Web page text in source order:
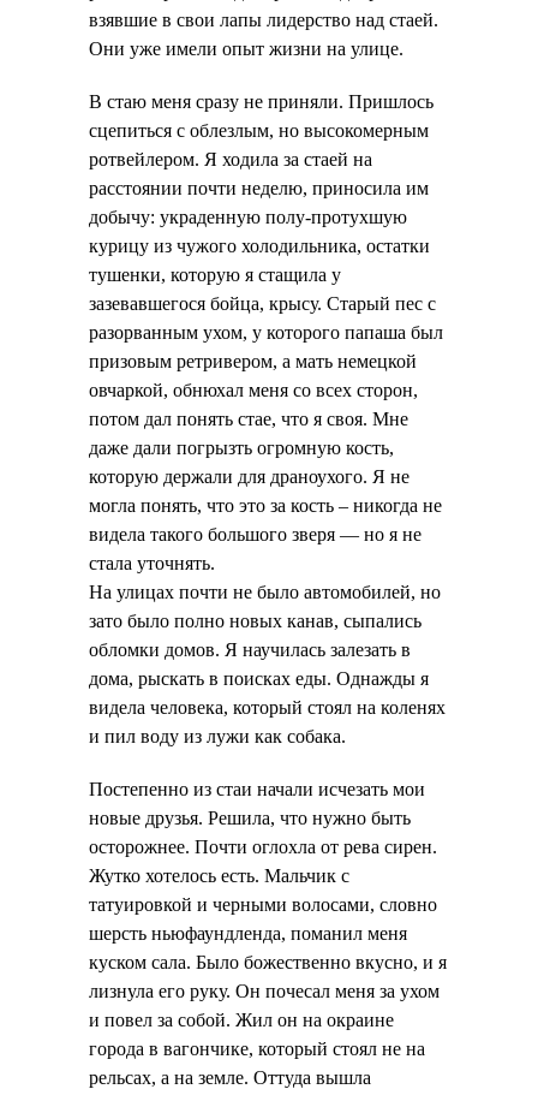
взявшие в свои лапы лидерство над стаей.
Они уже имели опыт жизни на улице.
В стаю меня сразу не приняли. Пришлось
сцепиться с облезлым, но высокомерным
ротвейлером. Я ходила за стаей на
расстоянии почти неделю, приносила им
добычу: украденную полу-протухшую
курицу из чужого холодильника, остатки
тушенки, которую я стащила у
зазевавшегося бойца, крысу. Старый пес с
разорванным ухом, у которого папаша был
призовым ретривером, а мать немецкой
овчаркой, обнюхал меня со всех сторон,
потом дал понять стае, что я своя. Мне
даже дали погрызть огромную кость,
которую держали для драноухого. Я не
могла понять, что это за кость – никогда не
видела такого большого зверя — но я не
стала уточнять.
На улицах почти не было автомобилей, но
зато было полно новых канав, сыпались
обломки домов. Я научилась залезать в
дома, рыскать в поисках еды. Однажды я
видела человека, который стоял на коленях
и пил воду из лужи как собака.
Постепенно из стаи начали исчезать мои
новые друзья. Решила, что нужно быть
осторожнее. Почти оглохла от рева сирен.
Жутко хотелось есть. Мальчик с
татуировкой и черными волосами, словно
шерсть ньюфаундленда, поманил меня
куском сала. Было божественно вкусно, и я
лизнула его руку. Он почесал меня за ухом
и повел за собой. Жил он на окраине
города в вагончике, который стоял не на
рельсах, а на земле. Оттуда вышла